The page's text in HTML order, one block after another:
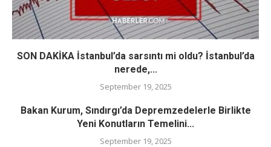
SON DAKİKA İstanbul’da sarsıntı mi oldu? İstanbul’da
nerede,...
September 19, 2025
Bakan Kurum, Sındırgı’da Depremzedelerle Birlikte
Yeni Konutların Temelini...
September 19, 2025